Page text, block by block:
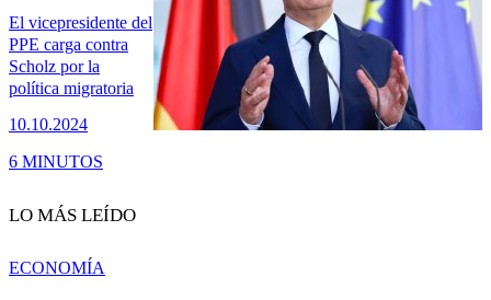
El vicepresidente del
PPE carga contra
Scholz por la
política migratoria
10.10.2024
6 MINUTOS
LO MÁS LEÍDO
ECONOMÍA